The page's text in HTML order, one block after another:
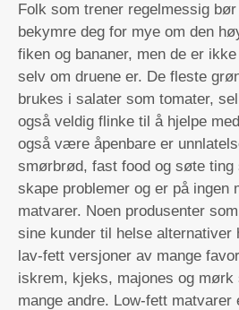
Folk som trener regelmessig
bekymre deg for mye om den
fiken og bananer, men de er
selv om druene er. De fleste
brukes i salater som tomater,
også veldig flinke til å hjelpe
også være åpenbare er
smørbrød, fast food og søte
skape problemer og er på ingen
matvarer. Noen produsenter
sine kunder til helse alternativer
lav-fett versjoner av mange
iskrem, kjeks, majones og mørk
mange andre. Low-fett